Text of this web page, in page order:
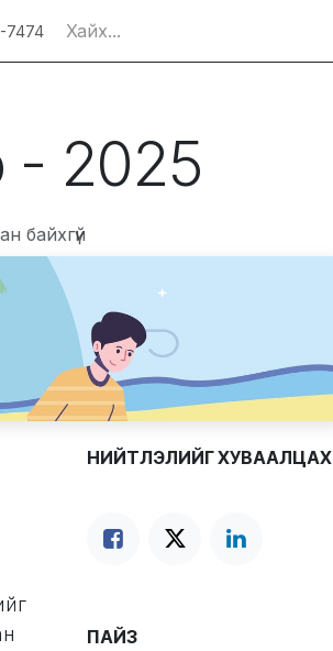
7474
- 2025
байхгүй
НИЙТЛЭЛИЙГ ХУВААЛЦАХ
ПАЙЗ